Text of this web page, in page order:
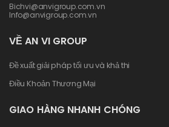
Bichvi@anvigroup.com.vn
Info@anvigroup.com.vn
VỀ AN VI GROUP
Đề xuất giải pháp tối ưu và khả thi
Điều Khoản Thương Mại
GIAO HÀNG NHANH CHÓNG